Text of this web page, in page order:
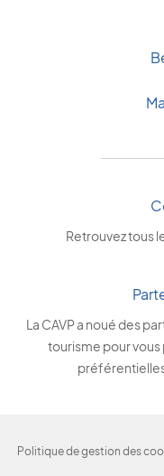
Retrouvez tous
La CAVP a noué des
tourisme pour
Politique de gestion des